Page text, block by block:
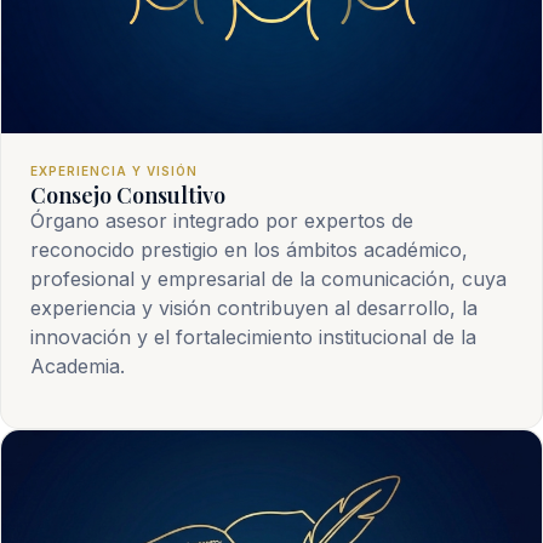
EXPERIENCIA Y VISIÓN
Consejo Consultivo
Órgano asesor integrado por expertos de
reconocido prestigio en los ámbitos académico,
profesional y empresarial de la comunicación, cuya
experiencia y visión contribuyen al desarrollo, la
innovación y el fortalecimiento institucional de la
Academia.